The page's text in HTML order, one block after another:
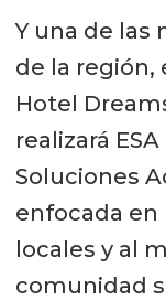
Y una de las
de la región,
Hotel
realizará
Soluciones
enfocada en
locales y al
comunidad